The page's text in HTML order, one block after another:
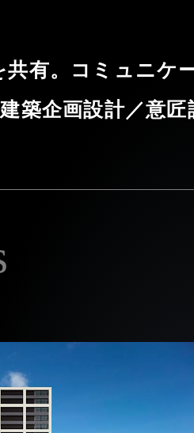
有。コミュニケ
建築企画設計／意